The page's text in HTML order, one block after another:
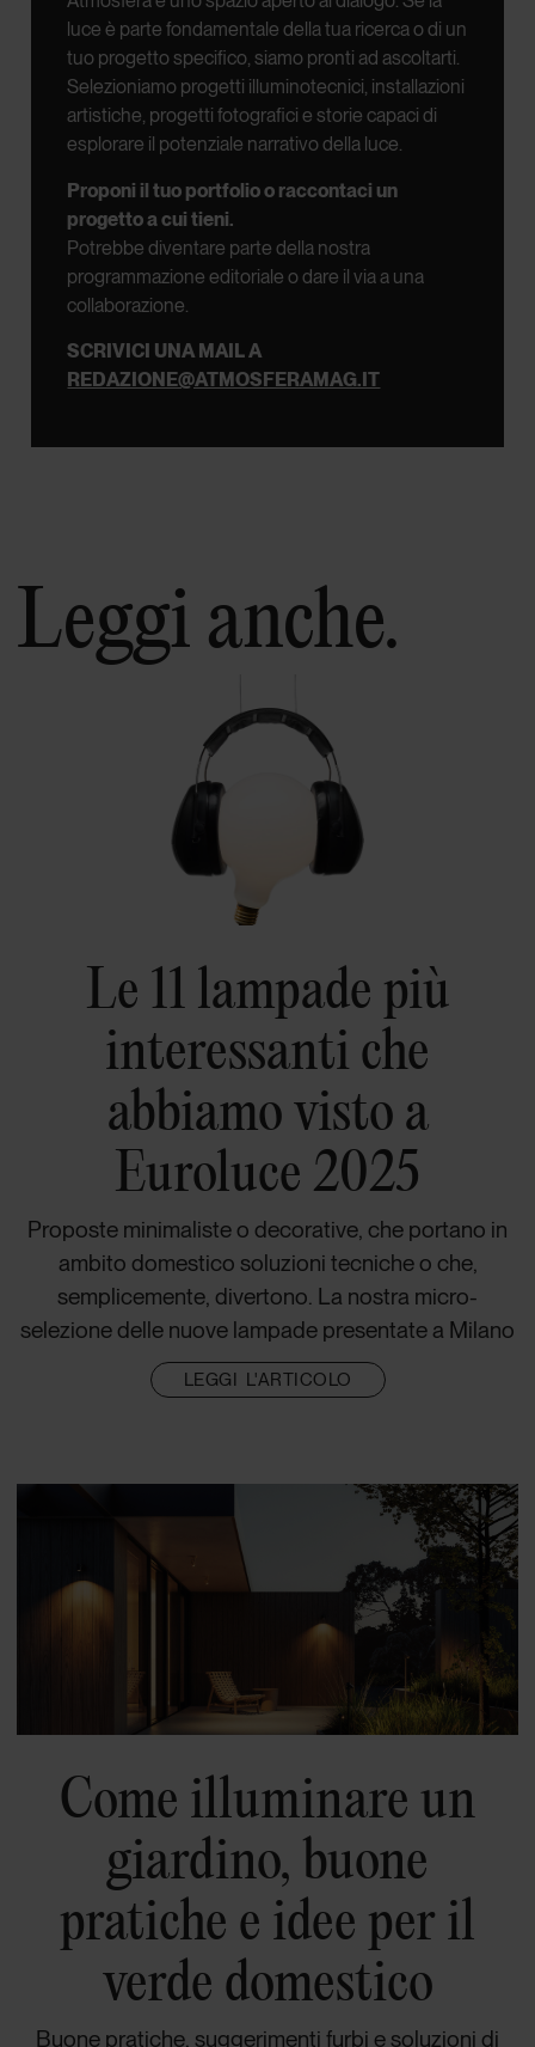
luce è parte fondamentale della tua ricerca o di un
tuo progetto specifico, siamo pronti ad ascoltarti.
Selezioniamo progetti illuminotecnici, installazioni
artistiche, progetti fotografici e storie capaci di
esplorare il potenziale narrativo della luce.
Proponi il tuo portfolio o raccontaci un
progetto a cui tieni.
Potrebbe diventare parte della nostra
programmazione editoriale o dare il via a una
collaborazione.
SCRIVICI UNA MAIL A
REDAZIONE@ATMOSFERAMAG.IT
Leggi anche.
Le 11 lampade più
interessanti che
abbiamo visto a
Euroluce 2025
Proposte minimaliste o decorative, che portano in
ambito domestico soluzioni tecniche o che,
semplicemente, divertono. La nostra micro-
selezione delle nuove lampade presentate a Milano
LEGGI L'ARTICOLO
Come illuminare un
giardino, buone
pratiche e idee per il
verde domestico
Buone pratiche, suggerimenti furbi e soluzioni di